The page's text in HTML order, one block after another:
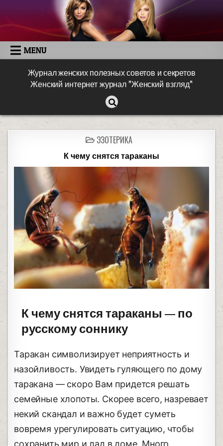
MENU
Журнал женских полезных советов и секретов
Женский интернет журнал "Женский взгляд"
ЭЗОТЕРИКА
К чему снятся тараканы
К чему снятся тараканы — по
русскому соннику
Таракан символизирует неприятность и
назойливость. Увидеть гуляющего по дому
таракана — скоро Вам придется решать
семейные хлопоты. Скорее всего, назревает
некий скандал и важно будет суметь
вовремя урегулировать ситуацию, чтобы
сохранить мир и лад в доме. Много